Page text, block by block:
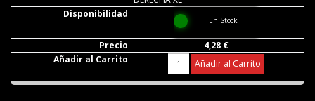
En Stock
4,28 €
Añadir al Carrito